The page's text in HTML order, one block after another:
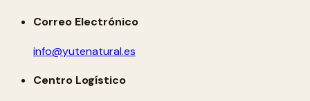
Correo Electrónico
info@yutenatural.es
Centro Logístico